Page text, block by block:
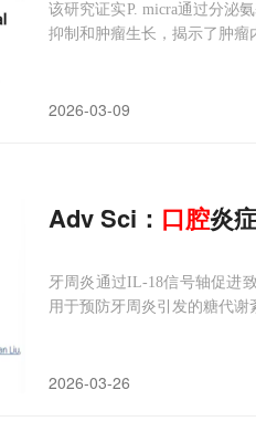
该研究证实P. micra通过分泌
抑制和肿瘤生长，揭示了肿瘤
2026-03-09
Adv Sci： 口腔炎
牙周炎通过IL-18信号轴促进
用于预防牙周炎引发的糖代谢
2026-03-26